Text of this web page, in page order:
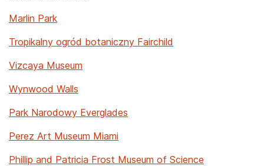
Marlin Park
Tropikalny ogród botaniczny Fairchild
Vizcaya Museum
Wynwood Walls
Park Narodowy Everglades
Perez Art Museum Miami
Phillip and Patricia Frost Museum of Science